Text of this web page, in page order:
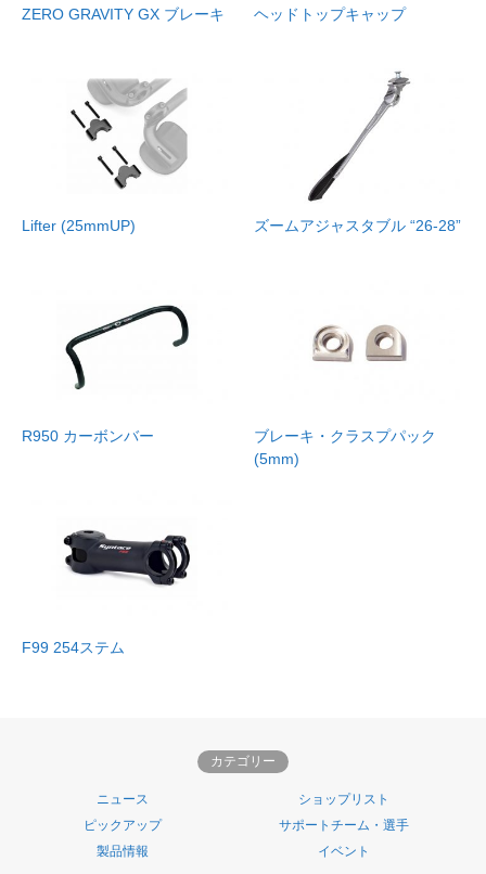
ZERO GRAVITY GX ブレーキ ヘッドトップキャップ
Lifter (25mmUP) ズームアジャスタブル “26-28”
R950 カーボンバー
ブレーキ・クラスプパック
(5mm)
F99 254ステム
カテゴリー
ニュース
ショップリスト
ピックアップ
サポートチーム・選手
製品情報
イベント